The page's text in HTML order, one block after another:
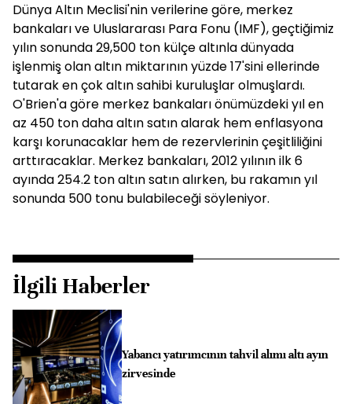
Dünya Altın Meclisi'nin verilerine göre, merkez
bankaları ve Uluslararası Para Fonu (IMF), geçtiğimiz
yılın sonunda 29,500 ton külçe altınla dünyada
işlenmiş olan altın miktarının yüzde 17'sini ellerinde
tutarak en çok altın sahibi kuruluşlar olmuşlardı.
O'Brien'a göre merkez bankaları önümüzdeki yıl en
az 450 ton daha altın satın alarak hem enflasyona
karşı korunacaklar hem de rezervlerinin çeşitliliğini
arttıracaklar. Merkez bankaları, 2012 yılının ilk 6
ayında 254.2 ton altın satın alırken, bu rakamın yıl
sonunda 500 tonu bulabileceği söyleniyor.
İlgili Haberler
Yabancı yatırımcının tahvil alımı altı ayın
zirvesinde